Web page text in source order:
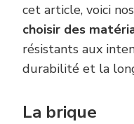
cet article, voici
choisir des
résistants aux
durabilité et la
La brique